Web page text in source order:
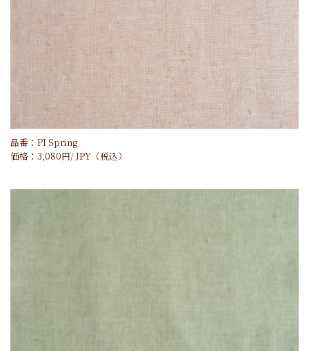
品番：PI Spring
価格： 3,080円/JPY （税込）